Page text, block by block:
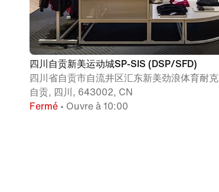
四川自贡新美运动城SP-SIS (DSP/SFD)
四川省自贡市自流井区汇东新美劲浪体育耐克
自贡, 四川, 643002, CN
Fermé • Ouvre à 10:00